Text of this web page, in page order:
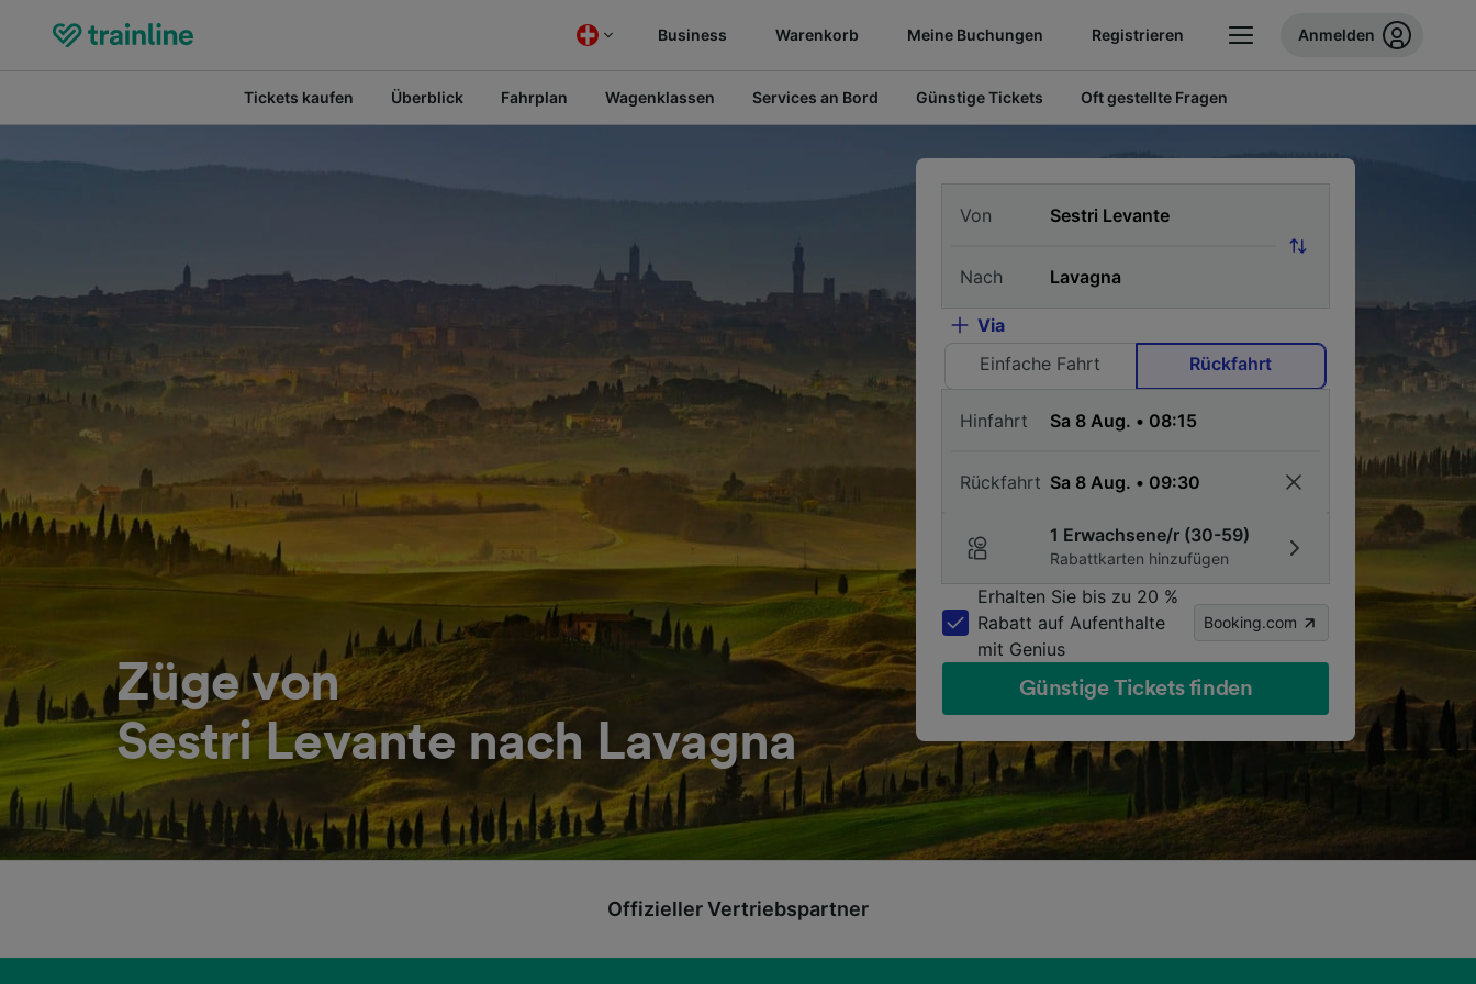
Business Warenkorb Meine Buchungen Registrieren Anmelden
Tickets kaufen Überblick Fahrplan Wagenklassen Services an Bord Günstige Tickets Oft gestellte Fragen
Züge von
Sestri Levante nach Lavagna
Von
Nach
Via
Einfache Fahrt
Rückfahrt
Hinfahrt
Rückfahrt
1 Erwachsene/r (30-59)
Rabattkarten hinzufügen
Erhalten Sie bis zu 20 %
Rabatt auf Aufenthalte
mit Genius
Booking.com
Günstige Tickets finden
Offizieller Vertriebspartner